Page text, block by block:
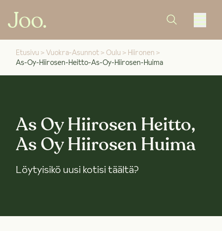
Etusivu > Vuokra-Asunnot > Oulu > Hiironen >
As-Oy-Hiirosen-Heitto-As-Oy-Hiirosen-Huima
As Oy Hiirosen Heitto,
As Oy Hiirosen Huima
Löytyisikö uusi kotisi täältä?